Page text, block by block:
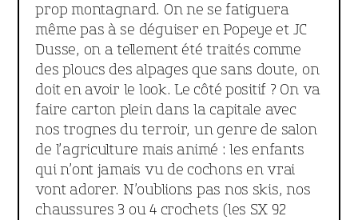
prop montagnard. On ne se fatiguera
même pas à se déguiser en Popeye et JC
Dusse, on a tellement été traités comme
des ploucs des alpages que sans doute, on
doit en avoir le look. Le côté positif ? On va
faire carton plein dans la capitale avec
nos trognes du terroir, un genre de salon
de l’agriculture mais animé : les enfants
qui n’ont jamais vu de cochons en vrai
vont adorer. N’oublions pas nos skis, nos
chaussures 3 ou 4 crochets (les SX 92